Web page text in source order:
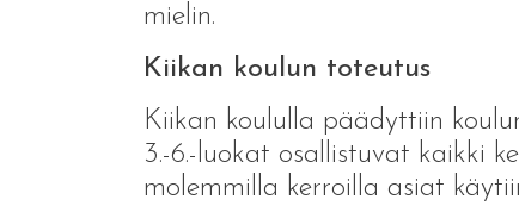
mielin.
Kiikan koulun toteutus
Kiikan koululla päädyttiin
3.-6.-luokat osallistuvat kaikki
molemmilla kerroilla asiat